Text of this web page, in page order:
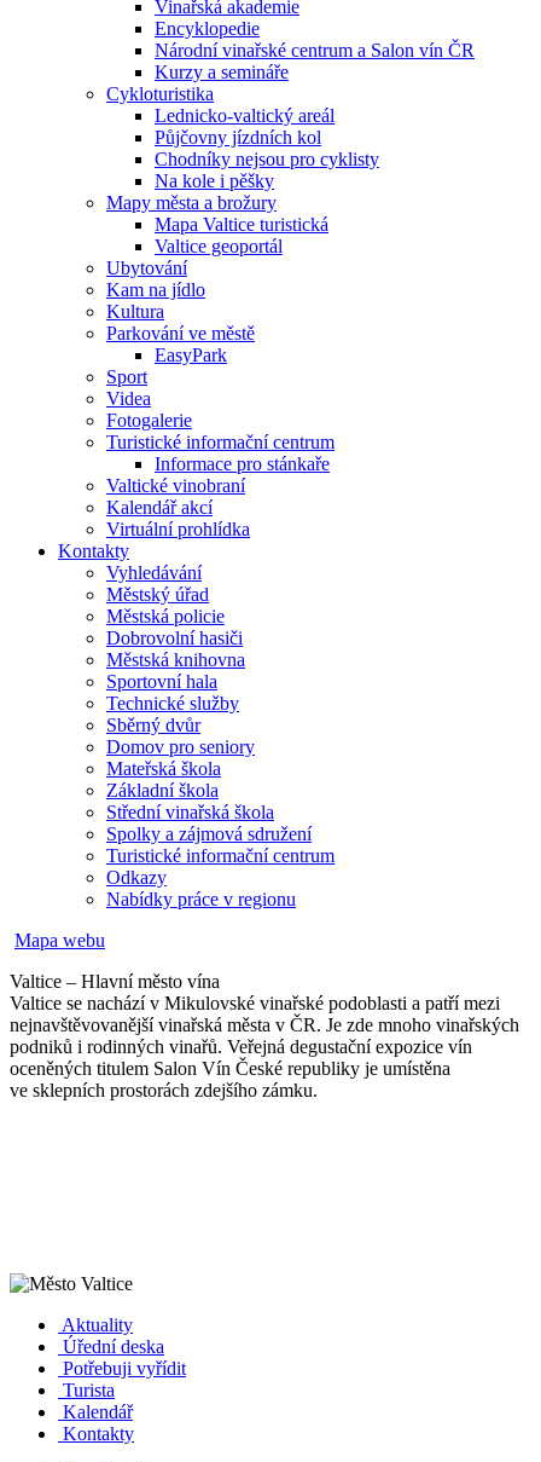
Vinařská akademie
Encyklopedie
Národní vinařské centrum a Salon vín ČR
Kurzy a semináře
Cykloturistika
Lednicko-valtický areál
Půjčovny jízdních kol
Chodníky nejsou pro cyklisty
Na kole i pěšky
Mapy města a brožury
Mapa Valtice turistická
Valtice geoportál
Ubytování
Kam na jídlo
Kultura
Parkování ve městě
EasyPark
Sport
Videa
Fotogalerie
Turistické informační centrum
Informace pro stánkaře
Valtické vinobraní
Kalendář akcí
Virtuální prohlídka
Kontakty
Vyhledávání
Městský úřad
Městská policie
Dobrovolní hasiči
Městská knihovna
Sportovní hala
Technické služby
Sběrný dvůr
Domov pro seniory
Mateřská škola
Základní škola
Střední vinařská škola
Spolky a zájmová sdružení
Turistické informační centrum
Odkazy
Nabídky práce v regionu
Mapa webu
Valtice – Hlavní město vína
Valtice se nachází v Mikulovské vinařské podoblasti a patří mezi
nejnavštěvovanější vinařská města v ČR. Je zde mnoho vinařských
podniků i rodinných vinařů. Veřejná degustační expozice vín
oceněných titulem Salon Vín České republiky je umístěna
ve sklepních prostorách zdejšího zámku.
Aktuality
Úřední deska
Potřebuji vyřídit
Turista
Kalendář
Kontakty